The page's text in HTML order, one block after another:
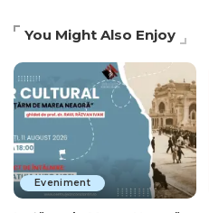
You Might Also Enjoy
Eveniment